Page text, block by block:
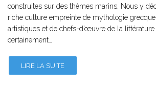
construites sur des thèmes marins. Nous y
riche culture empreinte de mythologie
artistiques et de chefs-d’œuvre de la
certainement…
LIRE LA SUITE